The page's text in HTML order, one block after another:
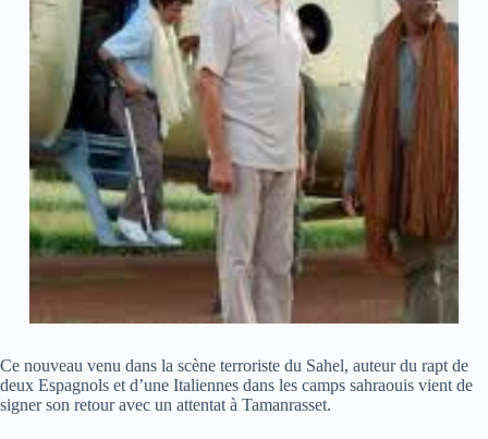
Ce nouveau venu dans la scène terroriste du Sahel, auteur du rapt de
deux Espagnols et d’une Italiennes dans les camps sahraouis vient de
signer son retour avec un attentat à Tamanrasset.